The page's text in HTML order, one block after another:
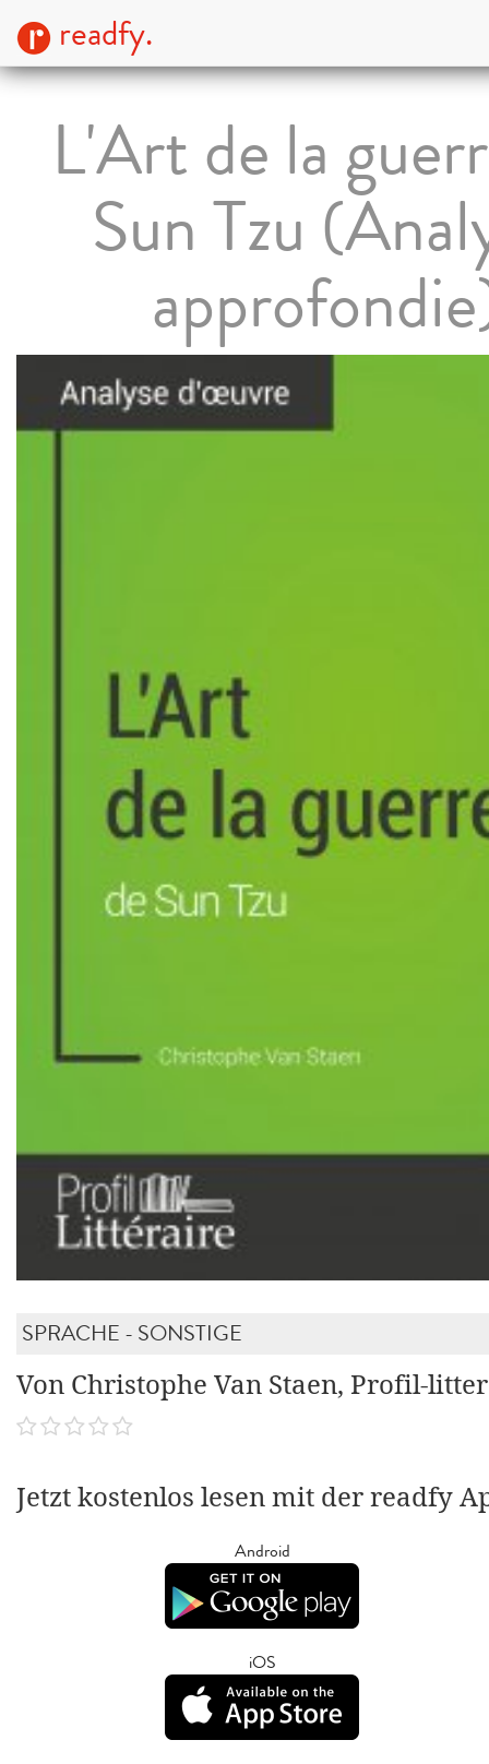
readfy.
L'Art de la
Sun Tzu
SPRACHE - SONSTIGE
Von Christophe Van Staen, Profil-
Jetzt kostenlos lesen mit der readfy
Android
iOS